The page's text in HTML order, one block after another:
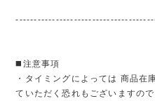
◼️注意事項
・タイミングによっては 商品在
ていただく恐れもございますの